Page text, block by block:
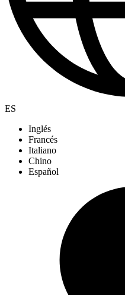
ES
Inglés
Francés
Italiano
Chino
Español